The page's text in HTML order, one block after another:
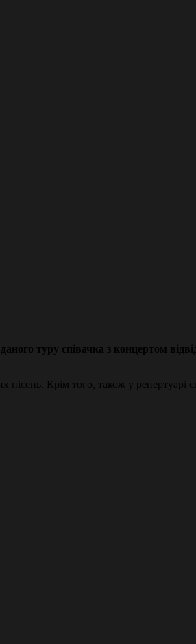
туру співачка з концертом
Крім того, також у репертуарі